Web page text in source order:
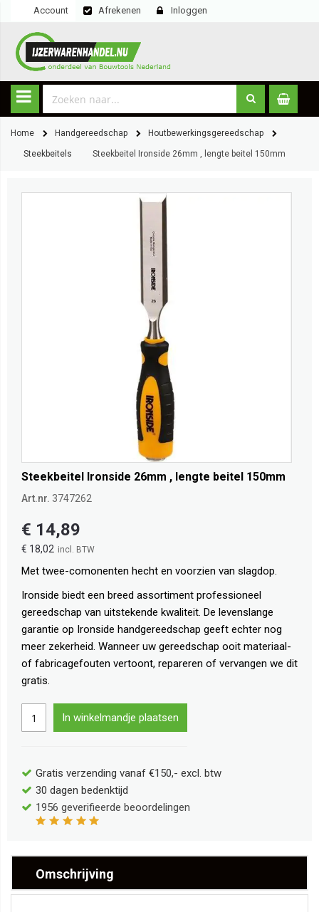
Account Afrekenen Inloggen
Home Handgereedschap Houtbewerkingsgereedschap
Steekbeitels Steekbeitel Ironside 26mm , lengte beitel 150mm
Steekbeitel Ironside 26mm , lengte beitel 150mm
Art.nr. 3747262
€ 18,02
€ 14,89
Met twee-comonenten hecht en voorzien van slagdop.
Ironside biedt een breed assortiment professioneel
gereedschap van uitstekende kwaliteit. De levenslange
garantie op Ironside handgereedschap geeft echter nog
meer zekerheid. Wanneer uw gereedschap ooit materiaal-
of fabricagefouten vertoont, repareren of vervangen we dit
gratis.
In winkelmandje plaatsen
Gratis verzending vanaf €150,- excl. btw
30 dagen bedenktijd
1956 geverifieerde beoordelingen
Omschrijving